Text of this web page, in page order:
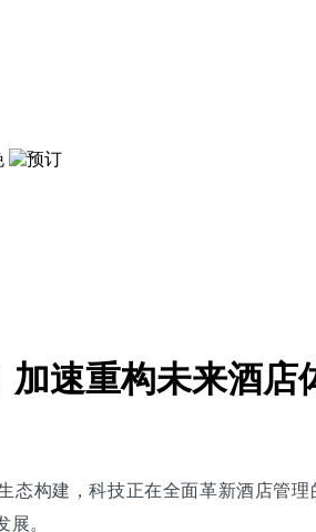
速重构未来酒店
构建，科技正在全面革新酒店管
。